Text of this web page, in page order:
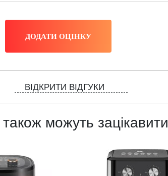
ВІДКРИТИ ВІДГУКИ
можуть зацікавити